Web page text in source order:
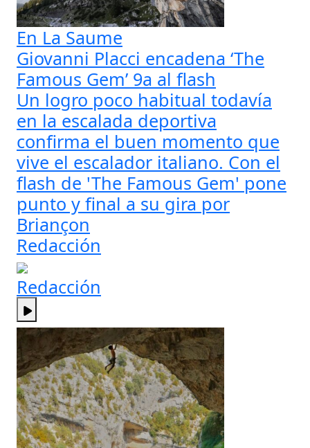
En La Saume
Giovanni Placci encadena ‘The
Famous Gem’ 9a al flash
Un logro poco habitual todavía
en la escalada deportiva
confirma el buen momento que
vive el escalador italiano. Con el
flash de 'The Famous Gem' pone
punto y final a su gira por
Briançon
Redacción
Redacción